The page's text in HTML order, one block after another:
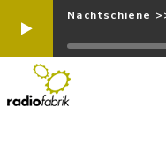
Nachtschiene